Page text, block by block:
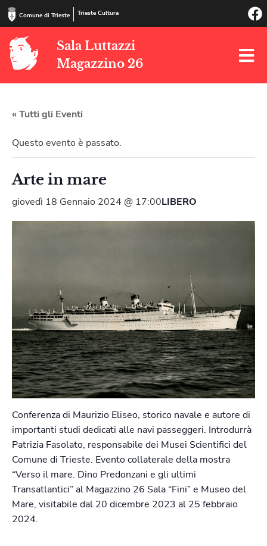
Comune di Trieste Trieste Cultura
Sala Luttazzi
Magazzino 26
« Tutti gli Eventi
Questo evento è passato.
Arte in mare
giovedì 18 Gennaio 2024 @ 17:00LIBERO
Conferenza di Maurizio Eliseo, storico navale e autore di
importanti studi dedicati alle navi passeggeri. Introdurrà
Patrizia Fasolato, responsabile dei Musei Scientifici del
Comune di Trieste. Evento collaterale della mostra
“Verso il mare. Dino Predonzani e gli ultimi
Transatlantici” al Magazzino 26 Sala “Fini” e Museo del
Mare, visitabile dal 20 dicembre 2023 al 25 febbraio
2024.